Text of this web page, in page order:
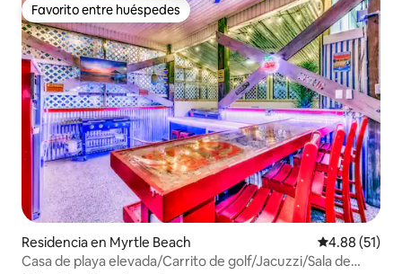
Favorito entre huéspedes
Favorito entre huéspedes
Residencia en Myrtle Beach Calificación
4.88 (51)
Casa de playa elevada/Carrito de golf/Jacuzzi/Sala de